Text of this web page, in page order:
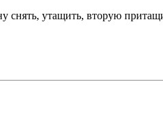
утащить, вторую